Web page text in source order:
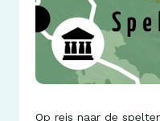
Op reis naar de